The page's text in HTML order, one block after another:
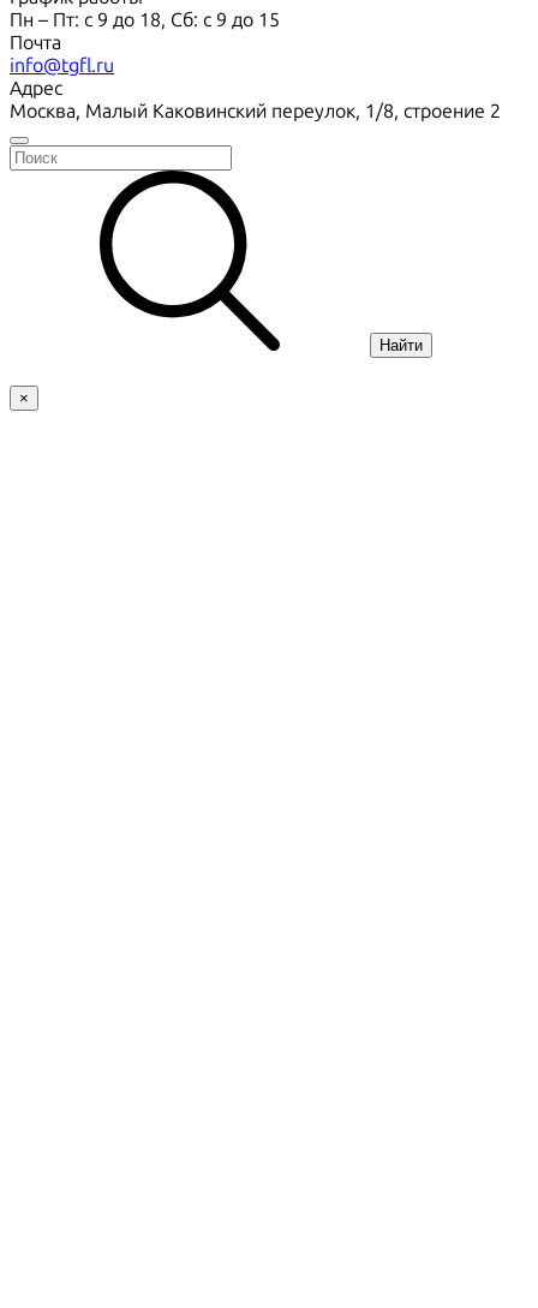
Пн – Пт: с 9 до 18, Сб: с 9 до 15
Почта
info@tgfl.ru
Адрес
Москва, Малый Каковинский переулок, 1/8, строение 2
Найти
×